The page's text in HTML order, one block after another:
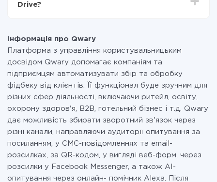
передаються з однієї вашої системи в іншу через
при необхідності. Детальніше про
Drive?
Інформація про Qwary
Платформа з управління користувальницьким
досвідом Qwary допомагає компаніям та
підприємцям автоматизувати збір та обробку
фідбеку від клієнтів. Її функціонал буде зручним для
різних сфер діяльності, включаючи ритейл, освіту,
охорону здоров'я, B2B, готельний бізнес і т.д. Qwary
дає можливість збирати зворотний зв'язок через
різні канали, направляючи аудиторії опитування за
посиланням, у СМС-повідомленнях та email-
розсилках, за QR-кодом, у вигляді веб-форм, через
розсилки у Facebook Messenger, а також AI-
опитування через онлайн- помічник Alexa. Після